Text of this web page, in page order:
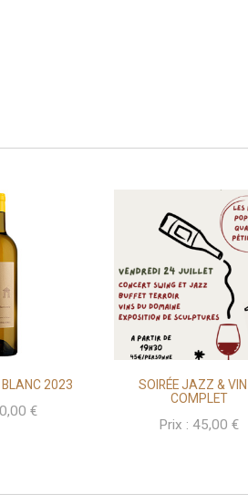
BLANC 2023
€
SOIRÉE JAZZ &
COMPLET
Prix :45,00€